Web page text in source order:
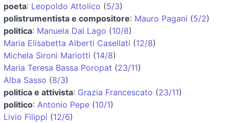
poeta: Leopoldo Attolico (5/3)
polistrumentista e compositore: Mauro Pagani (5/2)
politica: Manuela Dal Lago (10/8)
Maria Elisabetta Alberti Casellati (12/8)
Michela Sironi Mariotti (14/8)
Maria Teresa Bassa Poropat (23/11)
Alba Sasso (8/3)
politica e attivista: Grazia Francescato (23/11)
politico: Antonio Pepe (10/1)
Livio Filippi (12/6)